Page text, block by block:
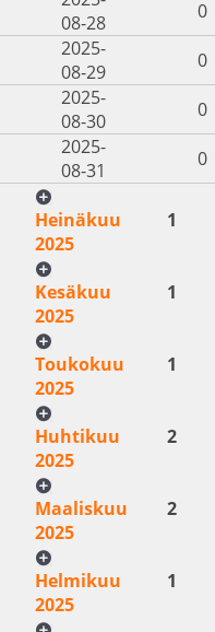
08-28
0
2025-
08-29
0
2025-
08-30
0
2025-
08-31
0
Heinäkuu
2025
1
Kesäkuu
2025
1
Toukokuu
2025
1
Huhtikuu
2025
2
Maaliskuu
2025
2
Helmikuu
2025
1